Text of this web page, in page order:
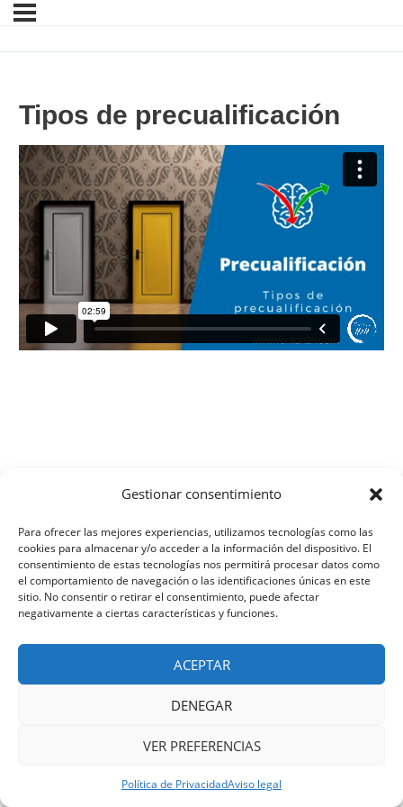
Gestionar consentimiento
Para ofrecer las mejores experiencias, utilizamos tecnologías como las
cookies para almacenar y/o acceder a la información del dispositivo. El
consentimiento de estas tecnologías nos permitirá procesar datos como
el comportamiento de navegación o las identificaciones únicas en este
sitio. No consentir o retirar el consentimiento, puede afectar
negativamente a ciertas características y funciones.
ACEPTAR
DENEGAR
VER PREFERENCIAS
Política de PrivacidadAviso legal
Tipos de precualificación